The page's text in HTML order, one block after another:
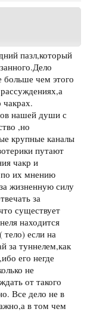
пазл,который
больше чем этого
чакрах.
нашей души с
,но
крупные каналы
путают
чакр и
по их мнению
жизненную силу
за
существует
находится
если на
за туннелем,как
его негде
не
от такого
Все дело не в
в том чем